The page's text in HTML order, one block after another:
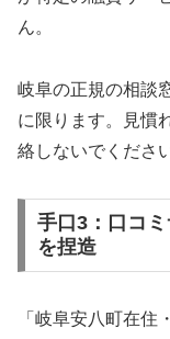
ん。
岐阜の正規の相談
に限ります。見慣
絡しないでくださ
手口3：口コミ
を捏造
「岐阜安八町在住